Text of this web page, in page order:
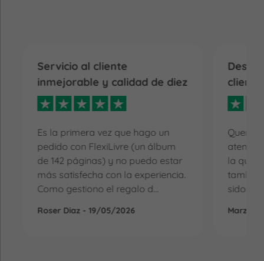
Servicio al cliente
inmejorable y calidad de diez
Es la primera vez que hago un
pedido con FlexiLivre (un álbum
de 142 páginas) y no puedo estar
más satisfecha con la experiencia.
Como gestiono el regalo d...
Roser Diaz - 19/05/2026
cliente
Quería
la que
sido la